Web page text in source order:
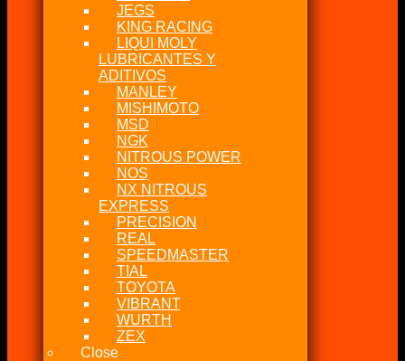
JEGS
KING RACING
LIQUI MOLY
LUBRICANTES Y
ADITIVOS
MANLEY
MISHIMOTO
MSD
NGK
NITROUS POWER
NOS
NX NITROUS
EXPRESS
PRECISION
REAL
SPEEDMASTER
TIAL
TOYOTA
VIBRANT
WURTH
ZEX
Close